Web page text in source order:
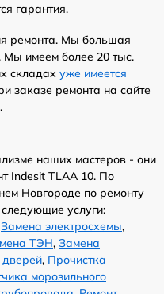
гарантия.
ремонта. Мы большая
Мы имеем более 20 тыс.
складах уже имеется
заказе ремонта на сайте
наших мастеров - они
Indesit TLAA 10. По
Новгороде по ремонту
услуги:
Замена электросхемы,
ТЭН, Замена
, Прочистка
морозильного